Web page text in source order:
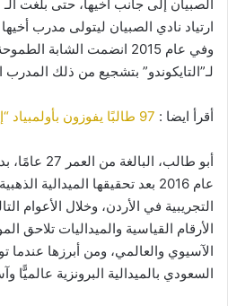
ارتياد نادي الصبيان ليتولى مدرب
وفي عام 2015 انضمت الشابة
لـ”التايكوندو” بتشجيع من ذلك المدرب
أقرأ ايضا : 97 طالبًا يفوزون بأولمبياد “إبداع 2024”
أبو طالب،
عام 2016 بعد تحقيقها الميدالية
التجريبية في الأردن، وخلال الأعوام
الأرقام القياسية والميداليات تلاحق
الآسيوي والعالمي، ومن أبرزها
السعودي بالميدالية البرونزية عالميًّا وآسيويًّا